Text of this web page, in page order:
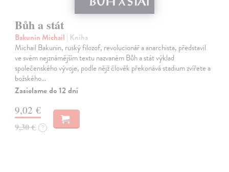
Bůh a stát
Bakunin Michail | Kniha
Michail Bakunin, ruský filozof, revolucionář a anarchista, představil
ve svém nejznámějším textu nazvaném Bůh a stát výklad
společenského vývoje, podle nějž člověk překonává stadium zvířete a
božského…
Zasielame do 12 dní
9,02 €
9,30 € ?